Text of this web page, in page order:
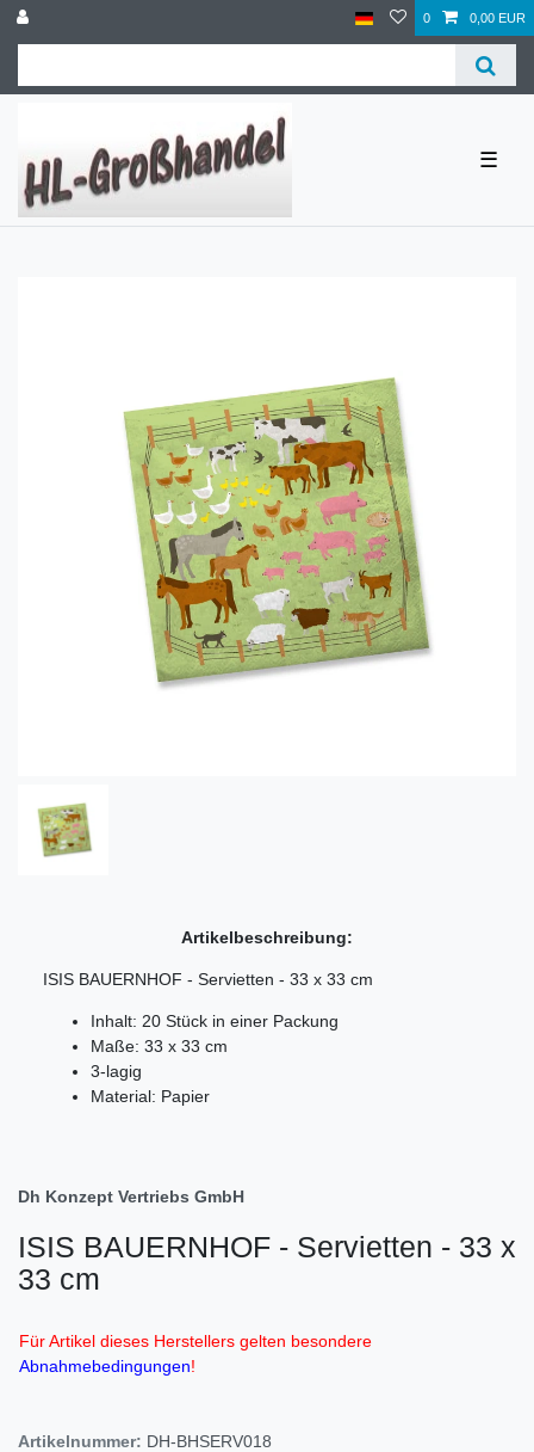
0 0,00 EUR
☰
Artikelbeschreibung:
ISIS BAUERNHOF - Servietten - 33 x 33 cm
Inhalt: 20 Stück in einer Packung
Maße: 33 x 33 cm
3-lagig
Material: Papier
Dh Konzept Vertriebs GmbH
ISIS BAUERNHOF - Servietten - 33 x
33 cm
Für Artikel dieses Herstellers gelten besondere
Abnahmebedingungen!
Artikelnummer: DH-BHSERV018